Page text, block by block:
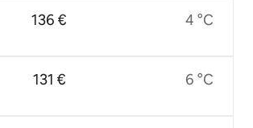
136 €
131 €
4 °C
6 °C